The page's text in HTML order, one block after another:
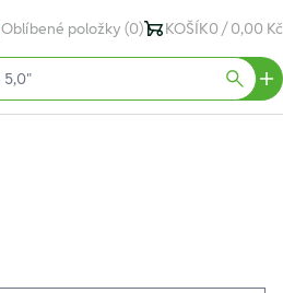
Oblíbené položky (0) KOŠÍK0 / 0,00 Kč